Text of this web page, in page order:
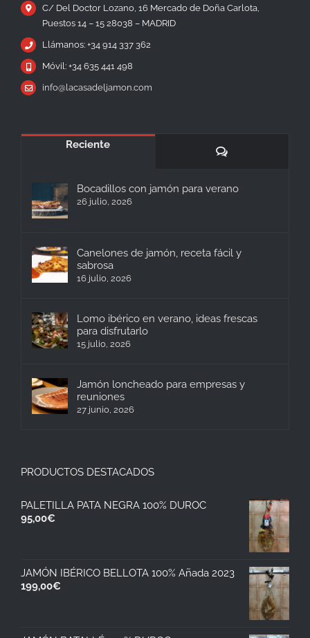
C/ Del Doctor Lozano, 16 Mercado de Doña Carlota,
Puestos 14 – 15 28038 – MADRID
Llámanos: +34 914 337 362
Móvil: +34 635 441 498
info@lacasadeljamon.com
Reciente
Comentarios
Bocadillos con jamón para verano
26 julio, 2026
Canelones de jamón, receta fácil y
sabrosa
16 julio, 2026
Lomo ibérico en verano, ideas frescas
para disfrutarlo
15 julio, 2026
Jamón loncheado para empresas y
reuniones
27 junio, 2026
PRODUCTOS DESTACADOS
PALETILLA PATA NEGRA 100% DUROC
95,00€
JAMÓN IBÉRICO BELLOTA 100% Añada 2023
199,00€